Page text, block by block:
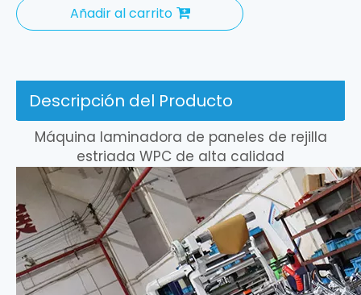
Añadir al carrito
Descripción del Producto
Máquina laminadora de paneles de rejilla
estriada WPC de alta calidad